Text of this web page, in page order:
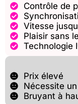
Contrôle de
Vitesse
Plaisir sans
Technologie
Prix élevé
Nécessite
Bruyant à